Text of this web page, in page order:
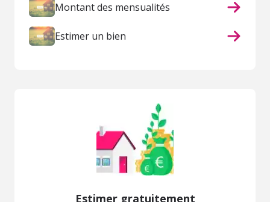
Montant des mensualités
Estimer un bien
Estimer gratuitement